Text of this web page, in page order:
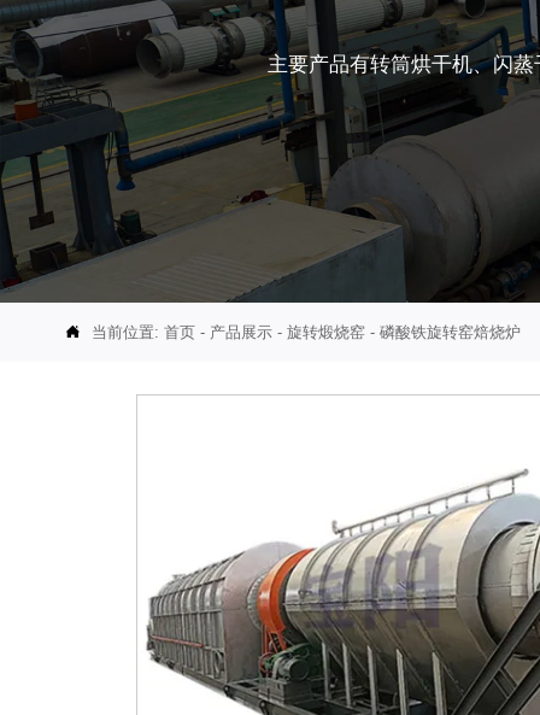
主要产品有转筒烘干机、闪
 当前位置:首页 - 产品展示 -旋转煅烧窑 -磷酸铁旋转窑焙烧炉